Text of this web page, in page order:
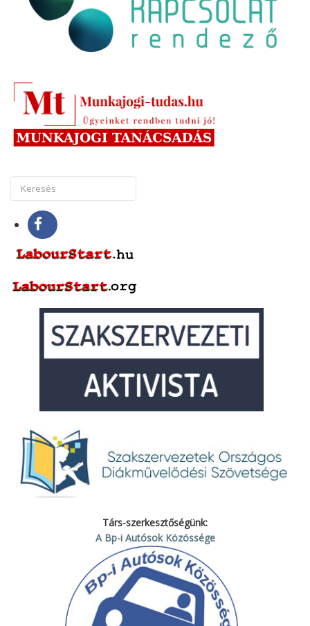
Társ-szerkesztőségünk:
A Bp-i Autósok Közössége